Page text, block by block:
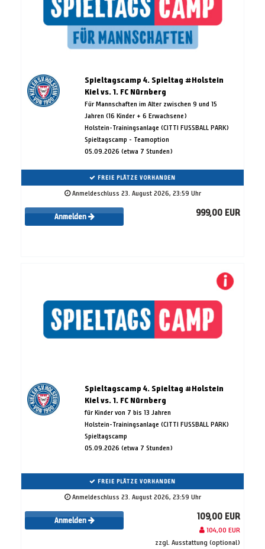
Spieltagscamp 4. Spieltag #Holstein
Kiel vs. 1. FC Nürnberg
Für Mannschaften im Alter zwischen 9 und 15
Jahren (16 Kinder + 6 Erwachsene)
Holstein-Trainingsanlage (CITTI FUSSBALL PARK)
Spieltagscamp - Teamoption
05.09.2026 (etwa 7 Stunden)
FREIE PLÄTZE VORHANDEN
Anmeldeschluss 23. August 2026, 23:59 Uhr
Anmelden 999,00 EUR
Spieltagscamp 4. Spieltag #Holstein
Kiel vs. 1. FC Nürnberg
für Kinder von 7 bis 13 Jahren
Holstein-Trainingsanlage (CITTI FUSSBALL PARK)
Spieltagscamp
05.09.2026 (etwa 7 Stunden)
FREIE PLÄTZE VORHANDEN
Anmeldeschluss 23. August 2026, 23:59 Uhr
Anmelden 109,00 EUR
104,00 EUR
zzgl. Ausstattung (optional)